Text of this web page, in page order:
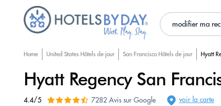
modifier ma
Home United States Hôtels de jour San Francisco Hôtels de jour Hyatt
Hyatt Regency San
4.4/5 7282 Avis sur Google voir la carte